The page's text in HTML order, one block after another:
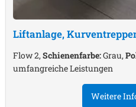
Liftanlage,
Flow 2,Schienenfarbe:Grau,
umfangreiche Leistungen
Weitere